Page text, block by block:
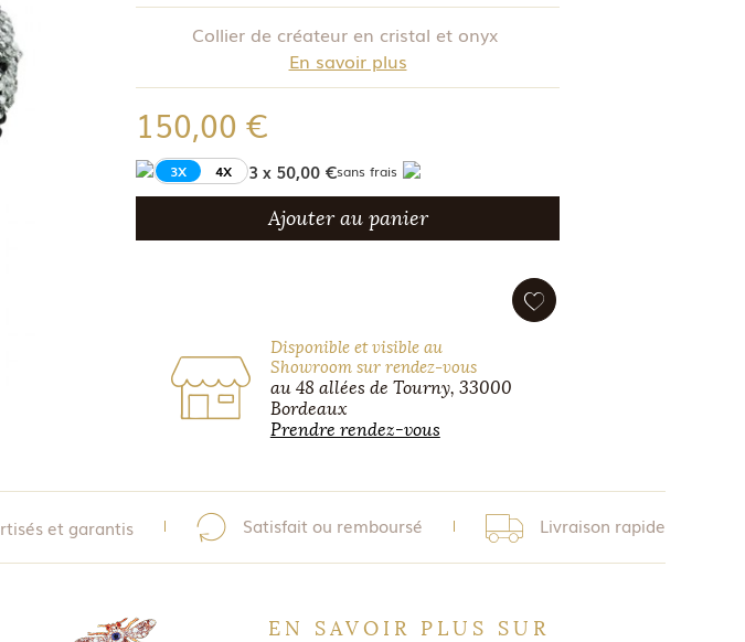
Collier de créateur en cristal et onyx
En savoir plus
150,00 €
3X 4X 3 x 50,00 €sans frais
Ajouter au panier
Disponible et visible au
Showroom sur rendez-vous
au 48 allées de Tourny, 33000
Bordeaux
Prendre rendez-vous
et garantis Satisfait ou remboursé Livraison rapide
EN SAVOIR PLUS SUR